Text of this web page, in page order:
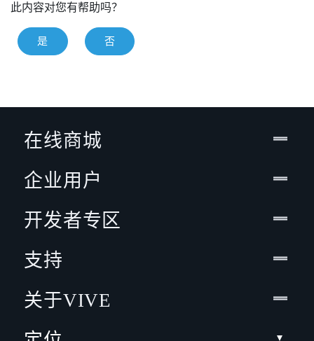
此内容对您有帮助吗？
是 否
在线商城
企业用户
开发者专区
支持
关于VIVE